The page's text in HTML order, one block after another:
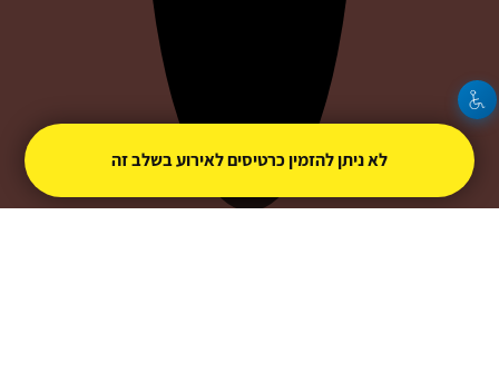
לא ניתן להזמין כרטיסים לאירוע בשלב זה